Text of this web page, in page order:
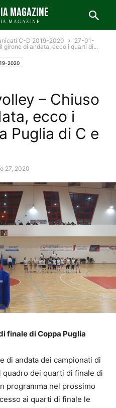
MAGAZINE
MAGAZINE
C-D 2019-2020
27-01-
di andata, ecco i quarti di...
2020
– Chiuso
ecco i
Puglia di C e
27, 2020
finale di Coppa Puglia
di andata dei campionati di
quadro dei quarti di finale di
programma nel prossimo
ai quarti di finale le